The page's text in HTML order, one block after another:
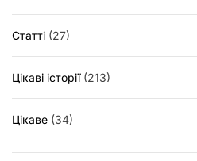
Статті (27)
Цікаві історії(213)
Цікаве (34)